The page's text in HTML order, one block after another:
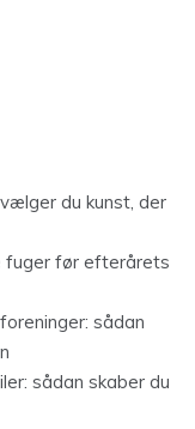
du kunst, der
fuger før efterårets
sådan
sådan skaber du